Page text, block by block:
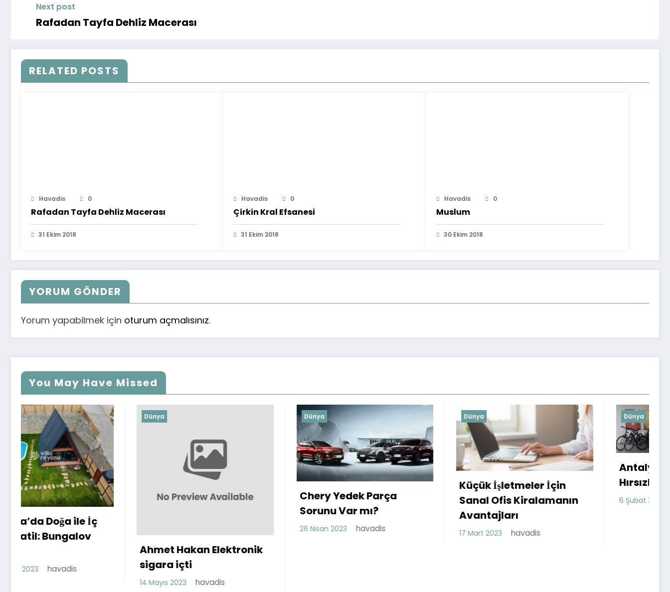
Next post
Rafadan Tayfa Dehliz Macerası
RELATED POSTS
Havadis 0
Rafadan Tayfa Dehliz Macerası
31 Ekim 2018
Havadis 0
Çirkin Kral Efsanesi
31 Ekim 2018
Havadis 0
Muslum
30 Ekim 2018
YORUM GÖNDER
Yorum yapabilmek için oturum açmalısınız.
You May Have Missed
Dünya
Ahmet Hakan Elektronik
sigara içti
Chery Yedek Parça
Dünya
Küçük İşletmeler İçin
Sanal Ofis Kiralamanın
Avantajları
17 Mart 2023
Antalya Kepez İlçesinde
Hırsızlara DUR! denildi
6 Şubat 2023 havadis